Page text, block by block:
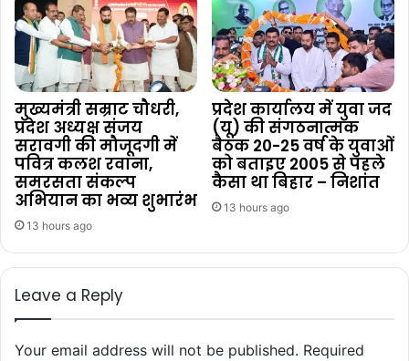
मुख्यमंत्री सम्राट चौधरी,
प्रदेश अध्यक्ष संजय
सरावगी की मौजूदगी में
पवित्र कलश रवाना,
समरसता संकल्प
अभियान का भव्य शुभारंभ
13 hours ago
प्रदेश कार्यालय में युवा जद
(यू) की संगठनात्मक
बैठक 20-25 वर्ष के युवाओं
को बताइए 2005 से पहले
कैसा था बिहार – निशांत
13 hours ago
Leave a Reply
Your email address will not be published. Required